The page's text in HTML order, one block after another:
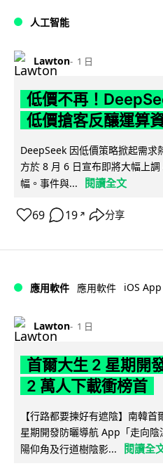
人工智能
Lawton 1 日
低價不再！
低價搶客反釀運算
DeepSeek 因低價策略掀起需求
方於 8 月 6 日宣布即將大幅上
幅。事件與...
閱讀全文
69 19 ↗ 分享
應用軟件 應用軟件 iOS App
Lawton 1 日
首爾大生 2 星期開
2 萬人下載衝榜首
【行路都要揀好有遮陰】南韓
星期開發防曬導航 App「走向
陽仰角及行道樹陰影...
閱讀全